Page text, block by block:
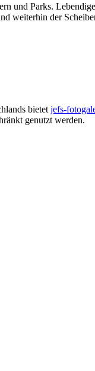
und Parks.
weiterhin der
bietet jefs-
genutzt werden.